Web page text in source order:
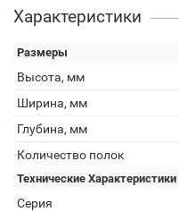
Характеристики
Размеры
Высота, мм
Ширина, мм
Глубина, мм
Количество полок
Технические Характеристики
Серия